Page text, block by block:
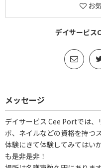
お
デイサービス
メッセージ
デイサービス Cee Portでは
ボ、ネイルなどの資格を持つ
体験にきて体験してみてはい
も是非是非！